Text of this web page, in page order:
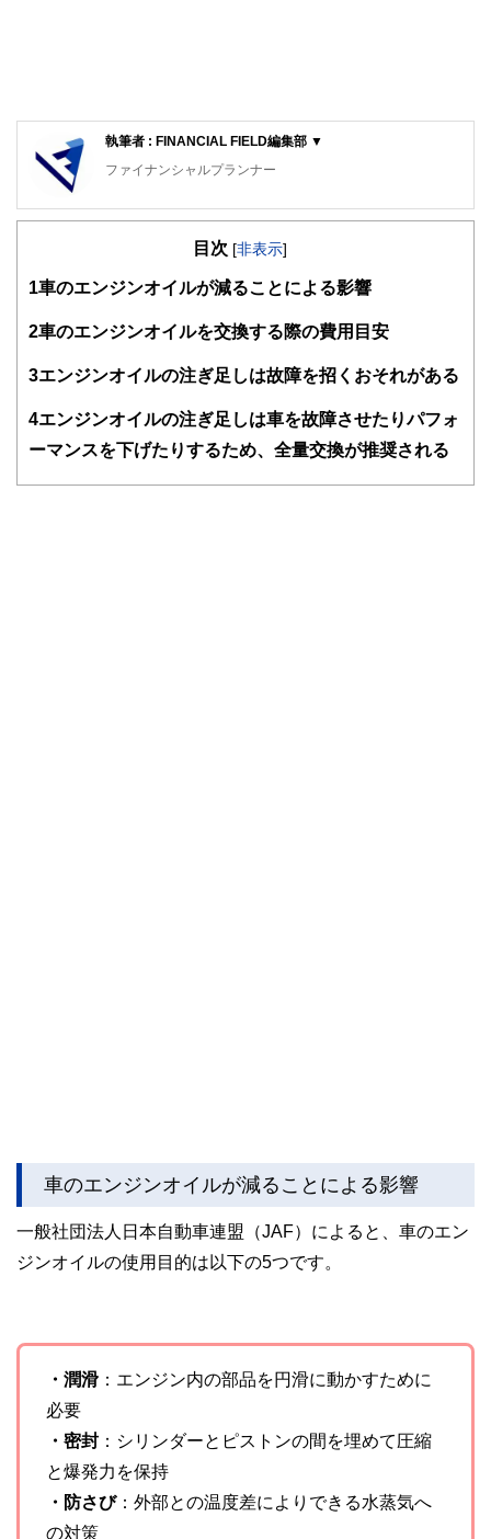
執筆者 : FINANCIAL FIELD編集部 ▼
ファイナンシャルプランナー
FinancialField編集部は、金融、経済に関する記事を、日々
知識がない方でも理解できるようわかりやすく発信していま
得者を中心に「お金や暮らし」に関する書籍・雑誌の編集経
験者で構成され、企画立案から記事掲載まですべての工程に
護士、税理士、宅地建物取引士、相続診断士、住宅ローンア
ドバイザー、DCプランナー、公認会計士、社会保険労務
士、行政書士、投資アナリスト、キャリアコンサルタントな
目次 [非表示]
1 車のエンジンオイルが減ることによる影響
2車のエンジンオイルを交換する際の費用目安
3エンジンオイルの注ぎ足しは故障を招くおそれがある
4エンジンオイルの注ぎ足しは車を故障させたりパフォ
ーマンスを下げたりするため、全量交換が推奨される
車のエンジンオイルが減ることによる影響
一般社団法人日本自動車連盟（JAF）によると、車のエン
ジンオイルの使用目的は以下の5つです。
・潤滑 ：エンジン内の部品を円滑に動かすために
必要
・密封 ：シリンダーとピストンの間を埋めて圧縮
と爆発力を保持
・防さび：外部との温度差によりできる水蒸気へ
の対策